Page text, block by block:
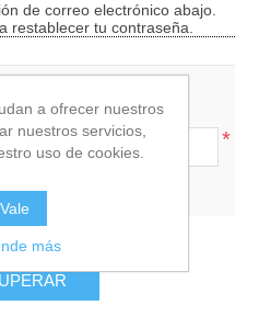
de correo electrónico abajo.
restablecer tu contraseña.
correo electrónico:
*
a ofrecer nuestros
nuestros servicios,
uso de cookies.
Vale
más